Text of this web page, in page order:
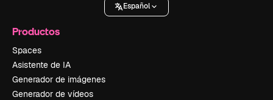
Español
Productos
Spaces
Asistente de IA
Generador de imágenes
Generador de vídeos